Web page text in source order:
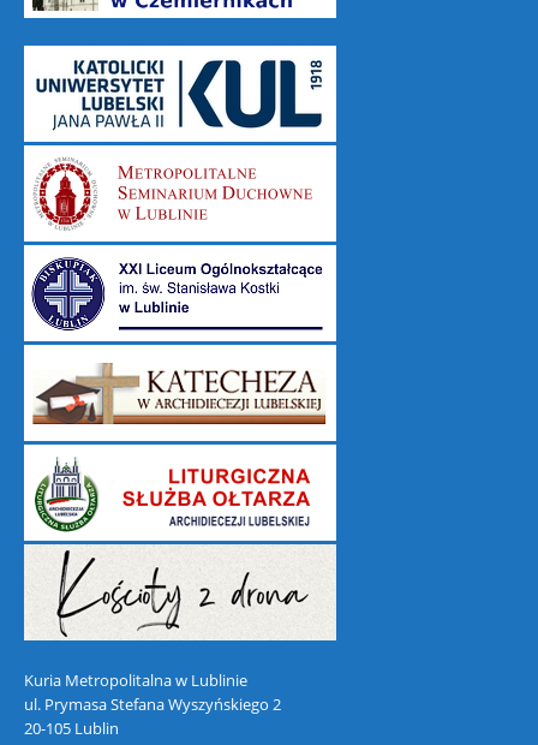
Kuria Metropolitalna w Lublinie
ul. Prymasa Stefana Wyszyńskiego 2
20-105 Lublin